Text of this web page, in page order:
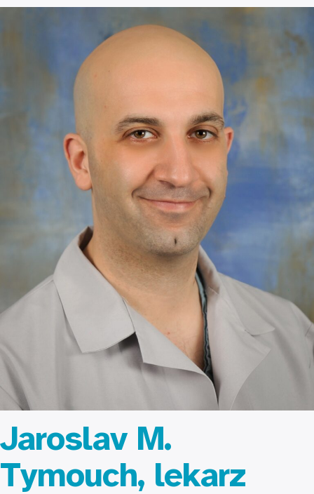
Jaroslav M.
Tymouch, lekarz